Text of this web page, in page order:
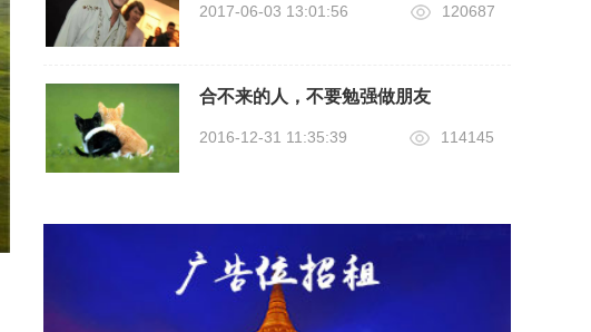
2017-06-03 13:01:56 120687
合不来的人，不要勉强做朋友
2016-12-31 11:35:39 114145